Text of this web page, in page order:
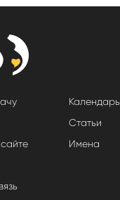
Календарь
Статьи
Имена